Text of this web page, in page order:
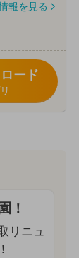
報を見る
ード
！
リニュ